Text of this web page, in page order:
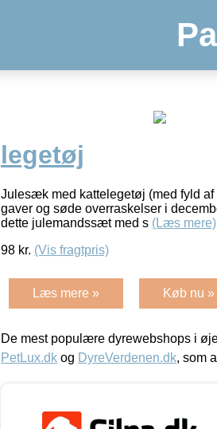
legetøj
Julesæk med kattelegetøj (med fyld
gaver og søde overraskelser i
dette julemandssæt med s (Læs mere)
98 kr. (Vis fragtpris)
Læs mere » Køb nu »
De mest populære dyrewebshops i
PetLux.dk og DyreVerdenen.dk, som